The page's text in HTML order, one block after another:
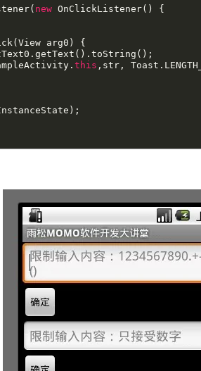
new OnClickListener() {
arg0) {
this ,str,